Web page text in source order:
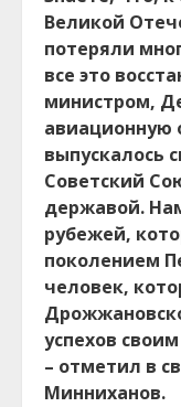
Великой
потеряли
все это
министром,
авиационную
выпускалось
Советский
державой.
рубежей,
поколением
человек,
успехов
– отметил в
Минниханов.